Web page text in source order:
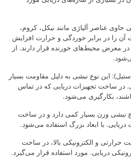
حاوی عناصر آلیاژی مانند نیکل، کروم،
را در برابر خوردگی و حرارت افزایش
معرض محیط‌های خورنده قرار دارند. از
این نوع نبشی به دلیل مقاومت بسیار
در ساخت تجهیزات دریایی که در تماس
بکارگیری می‌شود.
نبشی وزن بسیار کمی دارد و در ساخت
با ابعاد بزرگ استفاده می‌شود.
حرارتی و الکترونیکی بالا، در ساخت
دریایی. مورد استفاده قرار می‌گیرد.